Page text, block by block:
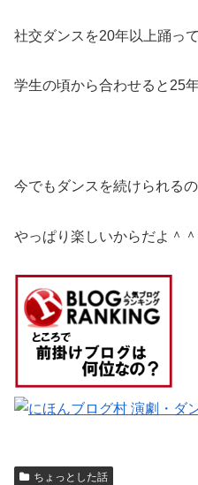
社交ダンスを20年以上踊って
学生の頃から合わせると25
今でもダンスを続けられる
やっぱり楽しいからだよ＾＾
ちょっとした話